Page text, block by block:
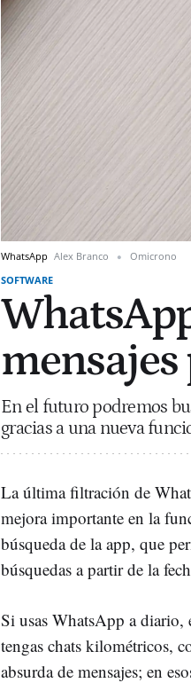
WhatsApp Alex Branco
Omicrono
SOFTWARE
En el futuro podremos
gracias a una nueva
La última filtración de
mejora importante en la
búsqueda de la app, que
búsquedas a partir de la
Si usas WhatsApp a diario,
tengas chats kilométricos,
absurda de mensajes; en